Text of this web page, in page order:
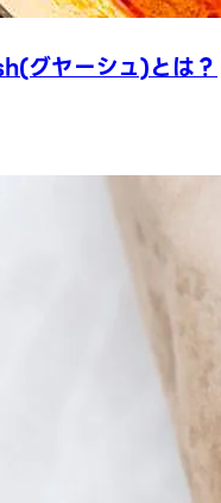
グヤーシュ)とは？